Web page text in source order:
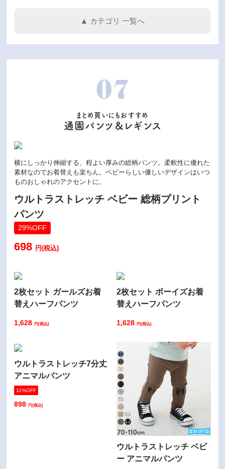
▲ カテゴリ 一覧へ
07
まとめ買いにもおすすめ
通園パンツ＆レギンス
横にしっかり伸縮する、程よい厚みの総柄パンツ。柔軟性に優れた
素材なのでお着替えも楽ちん。ベビーらしい優しいデザインはいつ
ものおしゃれのアクセントに。
ウルトラストレッチ ベビー 総柄プリント
パンツ
29%OFF
698 円(税込)
2枚セット ガールズお着
替えハーフパンツ
1,628円(税込)
2枚セット ボーイズお着
替えハーフパンツ
1,628 円(税込)
ウルトラストレッチ7分丈
アニマルパンツ
11%OFF
898円(税込)
ウルトラストレッチ ベビ
ー アニマルパンツ